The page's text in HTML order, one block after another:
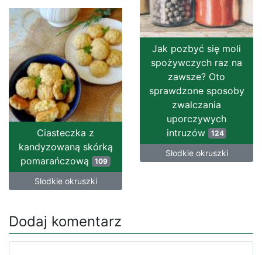
Jak pozbyć się moli
spożywczych raz na
zawsze? Oto
sprawdzone sposoby
zwalczania
uporczywych
intruzów
124
Słodkie okruszki
Ciasteczka z
kandyzowaną skórką
pomarańczową 109
Słodkie okruszki
Dodaj komentarz